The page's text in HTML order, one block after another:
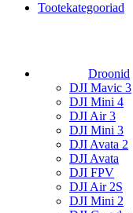
Tootekategooriad
Droonid
DJI Mavic 3
DJI Mini 4
DJI Air 3
DJI Mini 3
DJI Avata 2
DJI Avata
DJI FPV
DJI Air 2S
DJI Mini 2